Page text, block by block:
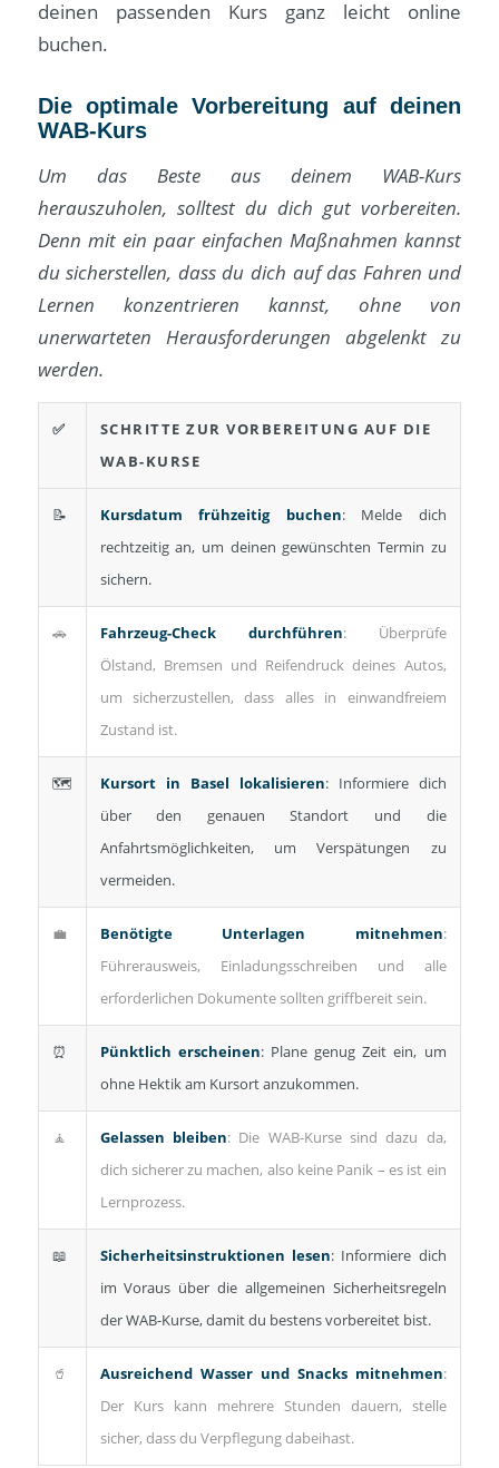
deinen passenden Kurs ganz leicht online
buchen.
Die optimale Vorbereitung auf deinen
WAB-Kurs
Um das Beste aus deinem WAB-Kurs
herauszuholen, solltest du dich gut vorbereiten.
Denn mit ein paar einfachen Maßnahmen kannst
du sicherstellen, dass du dich auf das Fahren und
Lernen konzentrieren kannst, ohne von
unerwarteten Herausforderungen abgelenkt zu
werden.
✅
SCHRITTE ZUR VORBEREITUNG AUF DIE
WAB-KURSE
📝 Kursdatum frühzeitig buchen: Melde dich
rechtzeitig an, um deinen gewünschten Termin zu
sichern.
🚗 Fahrzeug-Check durchführen: Überprüfe
Ölstand, Bremsen und Reifendruck deines Autos,
um sicherzustellen, dass alles in einwandfreiem
Zustand ist.
🗺️ Kursort in Basel lokalisieren: Informiere dich
über den genauen Standort und die
Anfahrtsmöglichkeiten, um Verspätungen zu
vermeiden.
💼 Benötigte Unterlagen mitnehmen:
Führerausweis, Einladungsschreiben und alle
erforderlichen Dokumente sollten griffbereit sein.
⏰ Pünktlich erscheinen: Plane genug Zeit ein, um
ohne Hektik am Kursort anzukommen.
🧘 Gelassen bleiben: Die WAB-Kurse sind dazu da,
dich sicherer zu machen, also keine Panik – es ist ein
Lernprozess.
📖 Sicherheitsinstruktionen lesen: Informiere dich
im Voraus über die allgemeinen Sicherheitsregeln
der WAB-Kurse, damit du bestens vorbereitet bist.
🥤 Ausreichend Wasser und Snacks mitnehmen:
Der Kurs kann mehrere Stunden dauern, stelle
sicher, dass du Verpflegung dabeihast.